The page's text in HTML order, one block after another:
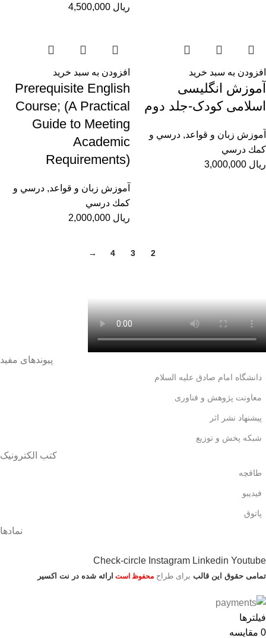
ریال
افزودن به سبد خرید
آموزش انگلیسی
اسلامی کودک-جلد دوم
آموزش زبان و قواعد, درسي و
كمك درسي
ریال
افزودن به سبد خرید
Prerequisite English
Course; (A Practical
Guide to Meeting
Academic
Requirements)
آموزش زبان و قواعد, درسي و
كمك درسي
ریال
2
3
4
→
پیوندهای مفید
دانشگاه امام صادق علیه السلام
معاونت پژوهش و فناوری
پیشنهاد نشر اثر
شبکه پخش و توزیع
کتب الکترونیک
طاقچه
فیدیبو
پاتوق
نمادها
Check-circle Instagram Linkedin Youtube
تمامی حقوق این قالب برای طراح محفوظ است ارائه شده در نت اکسیر
فیلترها
0 مقایسه